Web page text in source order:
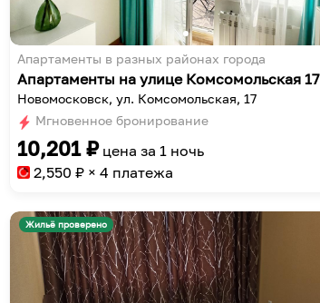
Апартаменты в разных районах города
Апартаменты на улице Комсомольская 17
Новомосковск, ул. Комсомольская, 17
Мгновенное бронирование
10,201₽ цена за 1 ночь
2,550 ₽ × 4 платежа
Жильё проверено